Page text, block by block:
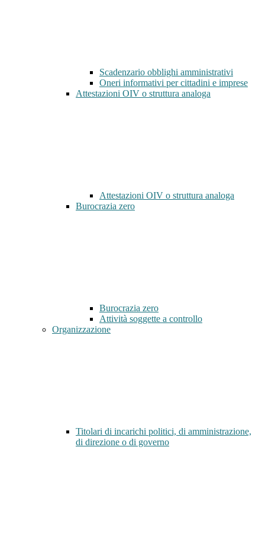
Scadenzario obblighi amministrativi
Oneri informativi per cittadini e imprese
Attestazioni OIV o struttura analoga
Attestazioni OIV o struttura analoga
Burocrazia zero
Burocrazia zero
Attività soggette a controllo
Organizzazione
Titolari di incarichi politici, di amministrazione,
di direzione o di governo